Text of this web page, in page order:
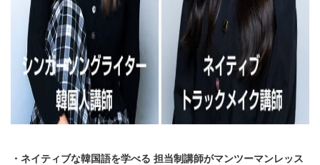
・ネイティブな韓国語を学べる 担当制講師がマンツーマンレッス